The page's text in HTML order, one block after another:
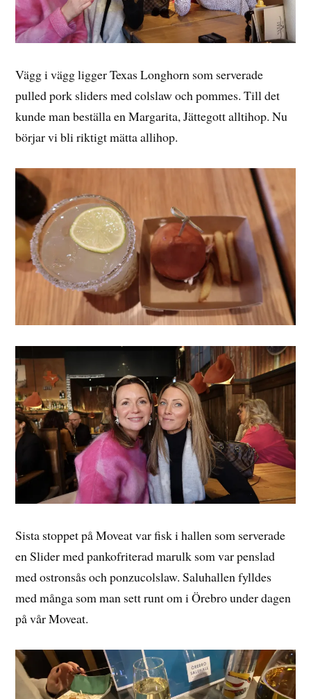
Vägg i vägg ligger Texas Longhorn som serverade
pulled pork sliders med colslaw och pommes. Till det
kunde man beställa en Margarita, Jättegott alltihop. Nu
börjar vi bli riktigt mätta allihop.
Sista stoppet på Moveat var fisk i hallen som serverade
en Slider med pankofriterad marulk som var penslad
med ostronsås och ponzucolslaw. Saluhallen fylldes
med många som man sett runt om i Örebro under dagen
på vår Moveat.